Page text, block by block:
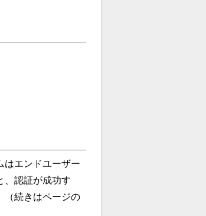
はエンドユーザー
、認証が成功す
（続きはページの